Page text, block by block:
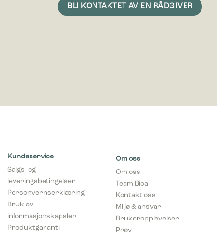
Kundeservice
Salgs- og
leveringsbetingelser
Personvernserklæring
Bruk av
informasjonskapsler
Produktgaranti
Om oss
Om oss
Team Bica
Kontakt oss
Miljø & ansvar
Brukeropplevelser
Prøv